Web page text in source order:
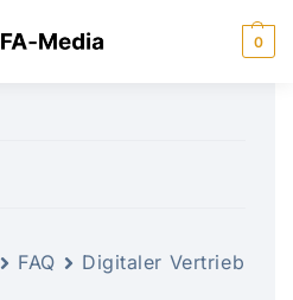
0
FAQ Digitaler Vertrieb